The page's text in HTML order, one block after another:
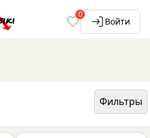
0
Войти
Фильтры
STANISHEVSKAYA LINE